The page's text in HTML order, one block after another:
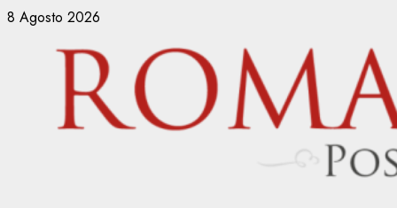
Vai
contenuto
8 Agosto 2026